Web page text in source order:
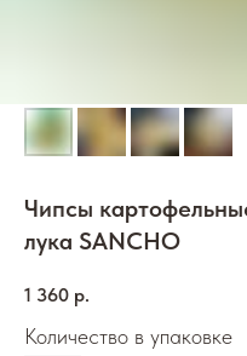
Чипсы
лука SANCHO
1 360 р.
Количество в упаковке